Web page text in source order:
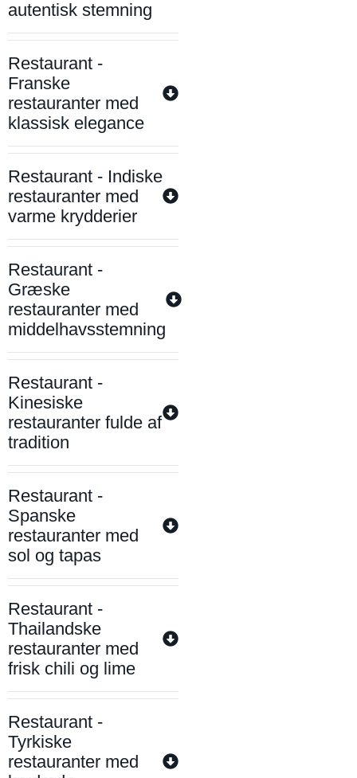
autentisk stemning
Restaurant -
Franske
restauranter med
klassisk elegance
Restaurant - Indiske
restauranter med
varme krydderier
Restaurant -
Græske
restauranter med
middelhavsstemning
Restaurant -
Kinesiske
restauranter fulde af
tradition
Restaurant -
Spanske
restauranter med
sol og tapas
Restaurant -
Thailandske
restauranter med
frisk chili og lime
Restaurant -
Tyrkiske
restauranter med